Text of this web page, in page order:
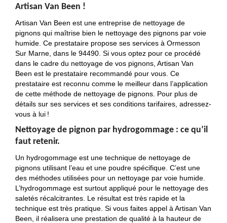
Artisan Van Been !
Artisan Van Been est une entreprise de nettoyage de
pignons qui maîtrise bien le nettoyage des pignons par voie
humide. Ce prestataire propose ses services à Ormesson
Sur Marne, dans le 94490. Si vous optez pour ce procédé
dans le cadre du nettoyage de vos pignons, Artisan Van
Been est le prestataire recommandé pour vous. Ce
prestataire est reconnu comme le meilleur dans l’application
de cette méthode de nettoyage de pignons. Pour plus de
détails sur ses services et ses conditions tarifaires, adressez-
vous à lui !
Nettoyage de pignon par hydrogommage : ce qu’il
faut retenir.
Un hydrogommage est une technique de nettoyage de
pignons utilisant l’eau et une poudre spécifique. C’est une
des méthodes utilisées pour un nettoyage par voie humide.
L’hydrogommage est surtout appliqué pour le nettoyage des
saletés récalcitrantes. Le résultat est très rapide et la
technique est très pratique. Si vous faites appel à Artisan Van
Been, il réalisera une prestation de qualité à la hauteur de